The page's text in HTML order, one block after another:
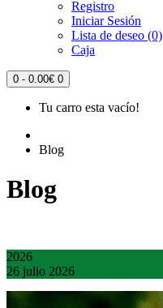
Registro
Iniciar Sesión
Lista de deseo (0)
Caja
0 - 0.00€ 0
Tu carro esta vacío!
Blog
Blog
2026
26 julio 2026